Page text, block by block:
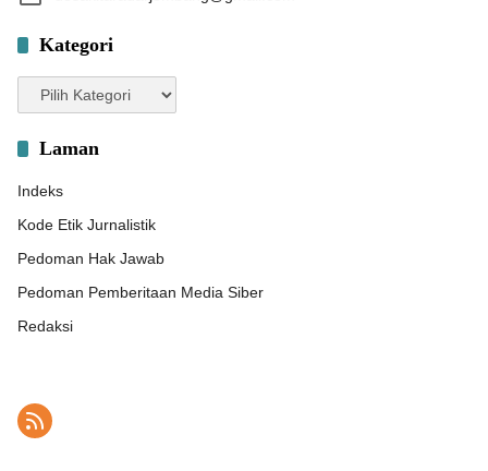
Kategori
Kategori
Laman
Indeks
Kode Etik Jurnalistik
Pedoman Hak Jawab
Pedoman Pemberitaan Media Siber
Redaksi